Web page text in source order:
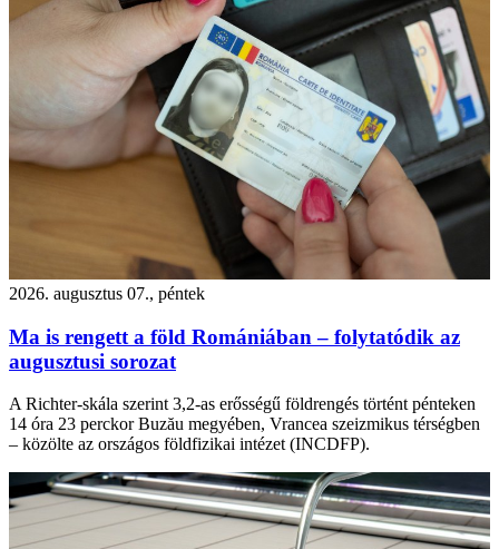
2026. augusztus 07., péntek
Ma is rengett a föld Romániában – folytatódik az
augusztusi sorozat
A Richter-skála szerint 3,2-as erősségű földrengés történt pénteken
14 óra 23 perckor Buzău megyében, Vrancea szeizmikus térségben
– közölte az országos földfizikai intézet (INCDFP).